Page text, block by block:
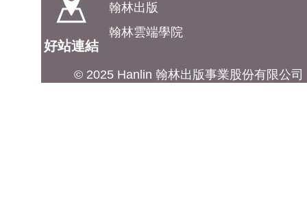
好站連結
翰林出版
翰林雲端學院
© 2025 Hanlin 翰林出版事業股份有限公司